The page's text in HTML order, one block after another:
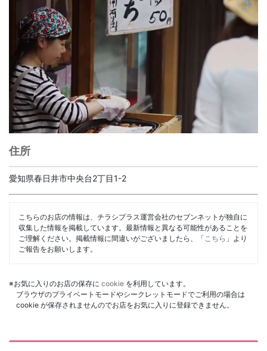
住所
愛知県春日井市中央台2丁目1-2
こちらのお店の情報は、チラシプラス運営会社のセブンネットが独自に
収集した情報を掲載しています。最新情報と異なる可能性があることを
ご理解ください。掲載情報に間違いがございましたら、「 こちら 」より
ご報告をお願いします。
※お気に入りのお店の保存に cookie を利用しています。
ブラウザのプライベートモードやシークレットモードでご利用の場合は
cookie が保存されませんのでお店をお気に入りに登録できません。